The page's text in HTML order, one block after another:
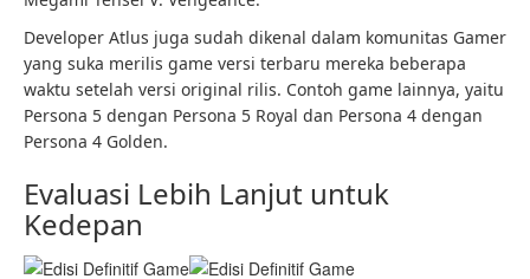
Developer Atlus juga sudah dikenal dalam komunitas Gamer
yang suka merilis game versi terbaru mereka beberapa
waktu setelah versi original rilis. Contoh game lainnya, yaitu
Persona 5 dengan Persona 5 Royal dan Persona 4 dengan
Persona 4 Golden.
Evaluasi Lebih Lanjut untuk
Kedepan